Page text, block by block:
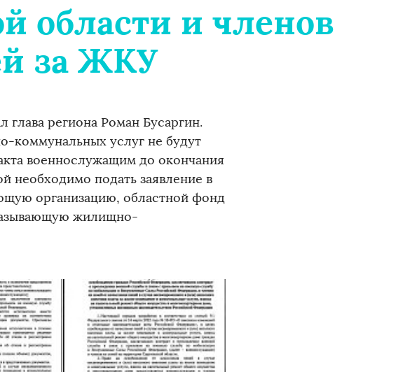
области и членов
за ЖКУ
региона Роман Бусаргин.
коммунальных услуг не будут
военнослужащим до окончания
необходимо подать заявление в
организацию, областной фонд
жилищно-